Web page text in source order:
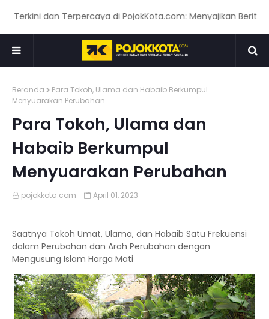
dan Terpercaya di PojokKota.com: Menyajikan Berita
Beranda
Para Tokoh, Ulama dan Habaib Berkumpul
Menyuarakan Perubahan
Para Tokoh, Ulama dan
Habaib Berkumpul
Menyuarakan Perubahan
pojokkota.com April 01, 2023
Saatnya Tokoh Umat, Ulama, dan Habaib Satu Frekuensi
dalam Perubahan dan Arah Perubahan dengan
Mengusung Islam Harga Mati